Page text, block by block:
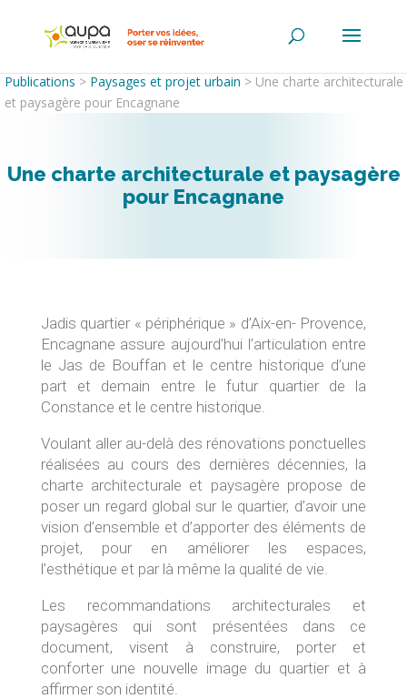
Publications > Paysages et projet urbain > Une charte architecturale
et paysagère pour Encagnane
Une charte architecturale et paysagère
pour Encagnane
Jadis quartier « périphérique » d’Aix-en- Provence,
Encagnane assure aujourd’hui l’articulation entre
le Jas de Bouffan et le centre historique d’une
part et demain entre le futur quartier de la
Constance et le centre historique.
Voulant aller au-delà des rénovations ponctuelles
réalisées au cours des dernières décennies, la
charte architecturale et paysagère propose de
poser un regard global sur le quartier, d’avoir une
vision d’ensemble et d’apporter des éléments de
projet, pour en améliorer les espaces,
l’esthétique et par là même la qualité de vie.
Les recommandations architecturales et
paysagères qui sont présentées dans ce
document, visent à construire, porter et
conforter une nouvelle image du quartier et à
affirmer son identité.